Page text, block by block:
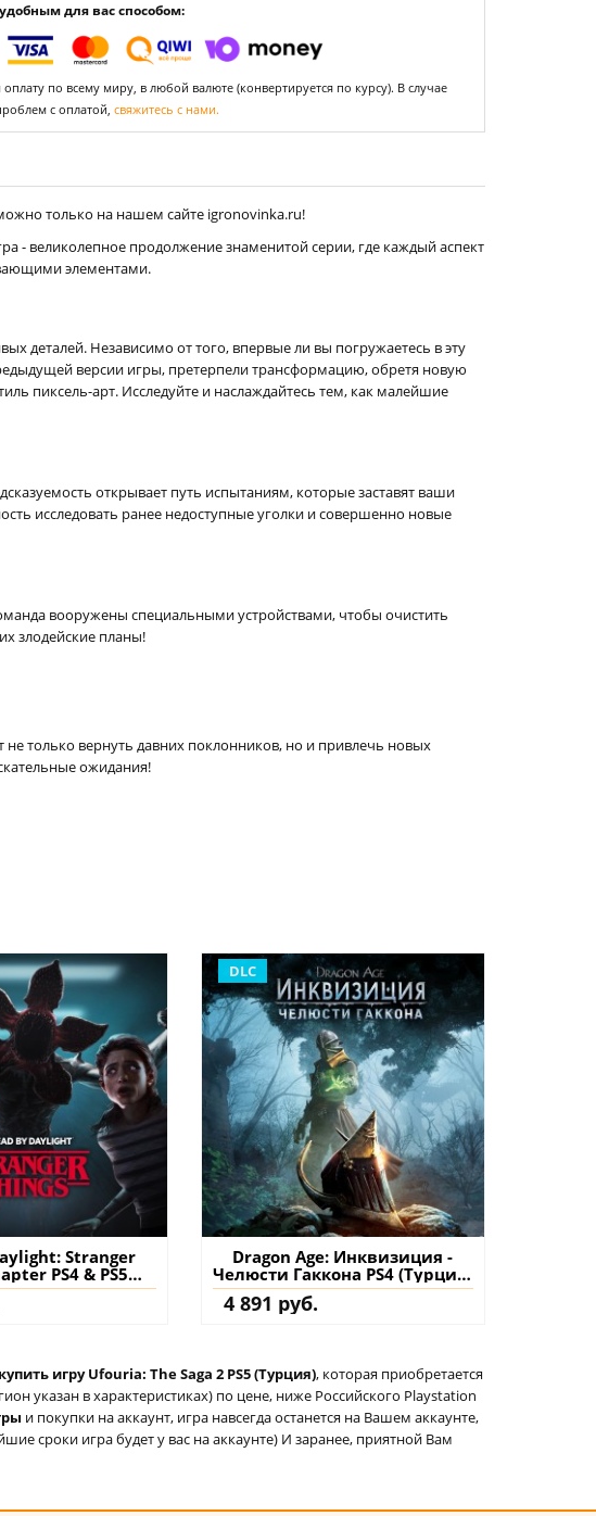
для вас способом:
по всему миру, в любой валюте (конвертируется по курсу). В случае
с оплатой, свяжитесь с нами.
только на нашем сайте igronovinka.ru!
- великолепное продолжение знаменитой серии, где каждый аспект
элементами.
деталей. Независимо от того, впервые ли вы погружаетесь в эту
версии игры, претерпели трансформацию, обретя новую
пиксель-арт. Исследуйте и наслаждайтесь тем, как малейшие
открывает путь испытаниям, которые заставят ваши
исследовать ранее недоступные уголки и совершенно новые
вооружены специальными устройствами, чтобы очистить
злодейские планы!
не только вернуть давних поклонников, но и привлечь новых
ожидания!
Stranger
PS4 & PS5
дополнение
DLC
Dragon Age: Инквизиция -
Челюсти Гаккона PS4 (Турция)
купить дополнение на
аккаунт
4 891 руб.
купить игру Ufouria: The Saga 2 PS5 (Турция), которая приобретается
указан в характеристиках) по цене, ниже Российского Playstation
и покупки на аккаунт, игра навсегда останется на Вашем аккаунте,
сроки игра будет у вас на аккаунте) И заранее, приятной Вам